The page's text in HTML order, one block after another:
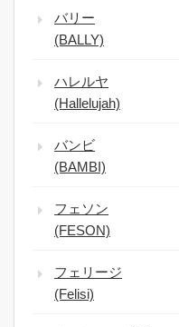
バリー
(BALLY)
ハレルヤ
(Hallelujah)
バンビ
(BAMBI)
フェソン
(FESON)
フェリージ
(Felisi)